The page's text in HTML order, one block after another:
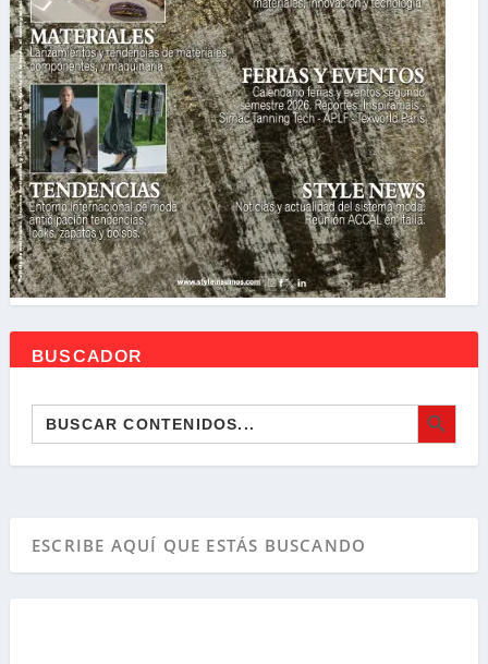
BUSCADOR
Buscar: BOTÓN DE